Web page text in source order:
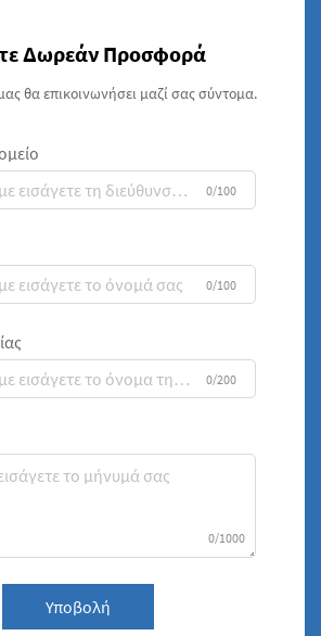
Δωρεάν Προσφορά
θα επικοινωνήσει μαζί σας σύντομα.
0/100
0/100
0/200
0/1000
Υποβολή